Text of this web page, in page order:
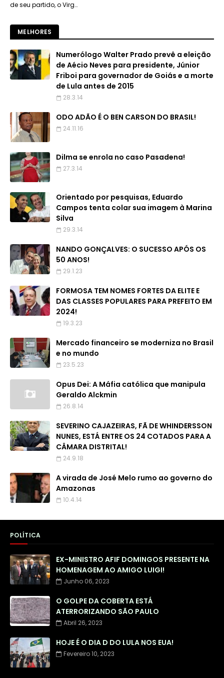
de seu partido, o Virg…
MELHORES
Numerólogo Walter Prado prevê a eleição
de Aécio Neves para presidente, Júnior
Friboi para governador de Goiás e a morte
de Lula antes de 2015
28.3.14
ODO ADÃO É O BEN CARSON DO BRASIL!
24.11.16
Dilma se enrola no caso Pasadena!
27.3.14
Orientado por pesquisas, Eduardo
Campos tenta colar sua imagem à Marina
Silva
29.3.14
NANDO GONÇALVES: O SUCESSO APÓS OS
50 ANOS!
29.1.23
FORMOSA TEM NOMES FORTES DA ELITE E
DAS CLASSES POPULARES PARA PREFEITO EM
2024!
19.3.23
Mercado financeiro se moderniza no Brasil
e no mundo
23.5.23
Opus Dei: A Máfia católica que manipula
Geraldo Alckmin
26.8.14
SEVERINO CAJAZEIRAS, FÃ DE WHINDERSSON
NUNES, ESTÁ ENTRE OS 24 COTADOS PARA A
CÂMARA DISTRITAL!
24.9.18
A virada de José Melo rumo ao governo do
Amazonas
10.4.14
POLÍTICA
EX-MINISTRO AFIF DOMINGOS PRESENTE NA
HOMENAGEM AO AMIGO LUIGI!
Junho 06, 2023
O GOLPE DA COBERTA ESTÁ
ATERRORIZANDO SÃO PAULO
Abril 26, 2023
HOJE É O DIA D DO LULA NOS EUA!
Fevereiro 10, 2023